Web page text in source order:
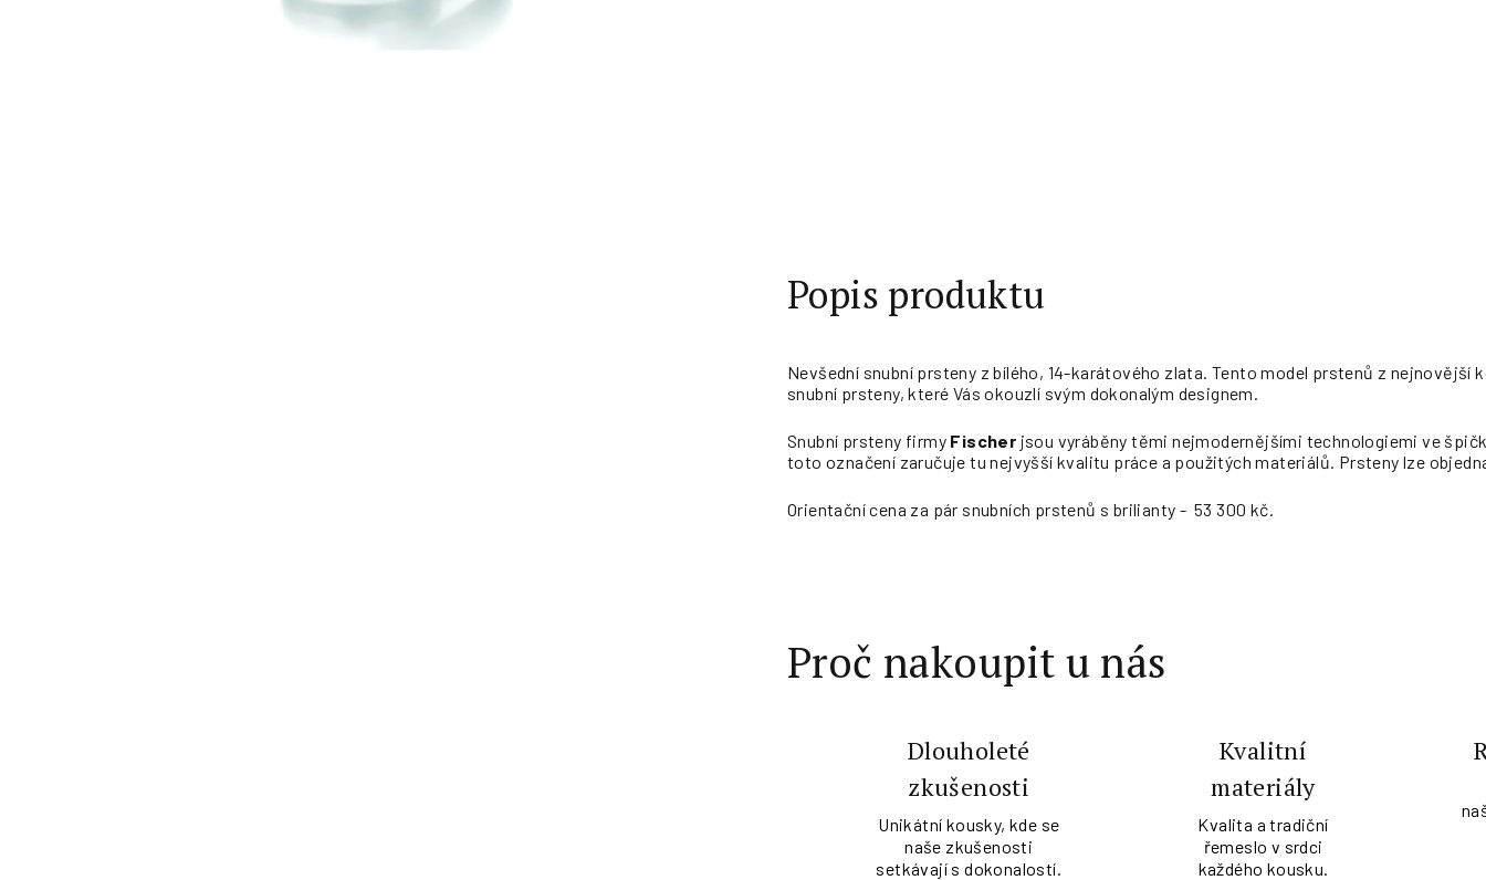
Popis produktu
Nevšední snubní prsteny z bílého, 14-karátového zlata. Tento model prstenů z nejnovější
snubní prsteny, které Vás okouzlí svým dokonalým designem.
Snubní prsteny firmy Fischer jsou vyráběny těmi nejmodernějšími technologiemi ve
toto označení zaručuje tu nejvyšší kvalitu práce a použitých materiálů. Prsteny lze
Orientační cena za pár snubních prstenů s brilianty - 53 300 kč.
Proč nakoupit u nás
Dlouholeté
zkušenosti
Unikátní kousky, kde se
naše zkušenosti
setkávají s dokonalostí.
Kvalitní
materiály
Kvalita a tradiční
řemeslo v srdci
každého kousku.